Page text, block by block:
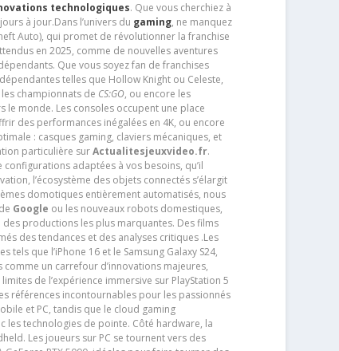
technologiques. Que vous cherchiez à
à jour.Dans l’univers du gaming, ne manquez
Auto), qui promet de révolutionner la franchise
en 2025, comme de nouvelles aventures
Que vous soyez fan de franchises
telles que Hollow Knight ou Celeste,
les championnats de CS:GO, ou encore les
monde. Les consoles occupent une place
des performances inégalées en 4K, ou encore
: casques gaming, claviers mécaniques, et
particulière surActualitesjeuxvideo.fr.
adaptées à vos besoins, qu’il
l’écosystème des objets connectés s’élargit
domotiques entièrement automatisés, nous
Google ou les nouveaux robots domestiques,
productions les plus marquantes. Des films
des tendances et des analyses critiques .Les
que l’iPhone 16 et le Samsung Galaxy S24,
comme un carrefour d’innovations majeures,
de l’expérience immersive sur PlayStation 5
références incontournables pour les passionnés
et PC, tandis que le cloud gaming
les technologies de pointe. Côté hardware, la
Les joueurs sur PC se tournent vers des